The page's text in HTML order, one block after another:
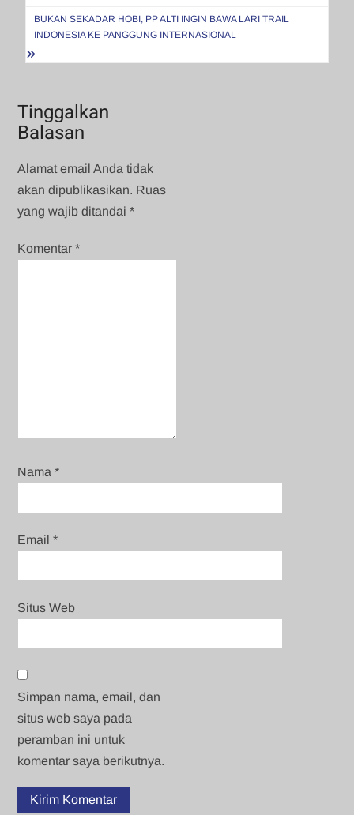
BUKAN SEKADAR HOBI, PP ALTI INGIN BAWA LARI TRAIL
INDONESIA KE PANGGUNG INTERNASIONAL
Tinggalkan
Balasan
Alamat email Anda tidak
akan dipublikasikan. Ruas
yang wajib ditandai*
Komentar*
Nama*
Email*
Situs Web
Simpan nama, email, dan
situs web saya pada
peramban ini untuk
komentar saya berikutnya.